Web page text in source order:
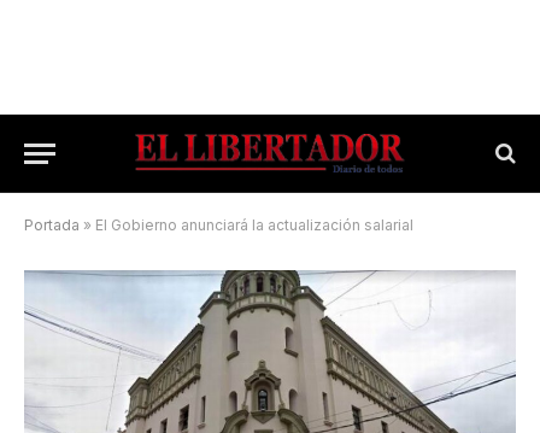
Portada » El Gobierno anunciará la actualización salarial